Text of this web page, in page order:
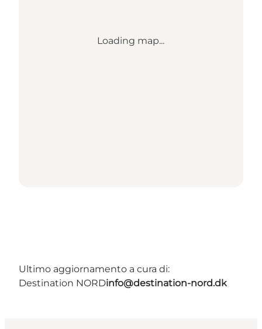
Loading map...
Ultimo aggiornamento a cura di:
Destination NORDinfo@destination-nord.dk